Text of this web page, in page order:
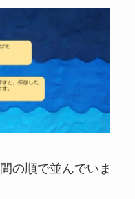
の順で並んでいま